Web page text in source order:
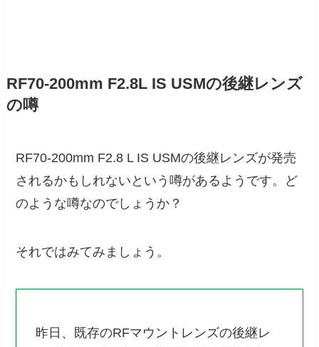
RF70-200mm F2.8L IS USMの後継レンズ
の噂
RF70-200mm F2.8 L IS USMの後継レンズが発売
されるかもしれないという噂があるようです。ど
のような噂なのでしょうか？
それではみてみましょう。
昨日、既存のRFマウントレンズの後継レ